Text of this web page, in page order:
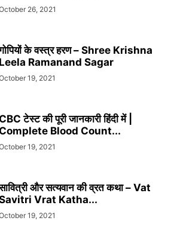
26, 2021
के वस्त्र हरण – Shree Krishna
Leela Ramanand Sagar
19, 2021
टेस्ट की पूरी जानकारी हिंदी में |
Blood Count...
19, 2021
और सत्यवान की व्रत कथा – Vat
Vrat Katha...
19, 2021